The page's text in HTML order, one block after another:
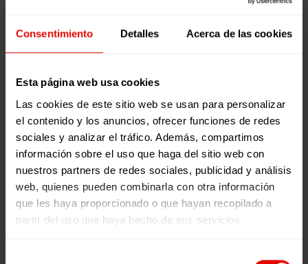
Consentimiento Detalles Acerca de las cookies
Esta página web usa cookies
Las cookies de este sitio web se usan para personalizar
el contenido y los anuncios, ofrecer funciones de redes
sociales y analizar el tráfico. Además, compartimos
información sobre el uso que haga del sitio web con
nuestros partners de redes sociales, publicidad y análisis
web, quienes pueden combinarla con otra información
que les haya proporcionado o que hayan recopilado a
partir del uso que haya hecho de sus servicios.
Agentes de Cambio?
¿Qué motiva al profesorado a
en redes juveniles?
¿Por qué es importante que los
jóvenes estén redes juveniles?
¿Supone un gran compromiso para
el profesorado estar en redes
juveniles?